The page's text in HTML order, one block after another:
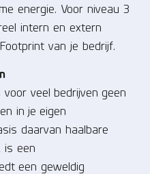
energie. Voor niveau 3
intern en extern
van je bedrijf.
veel bedrijven geen
in je eigen
daarvan haalbare
is een
een geweldig